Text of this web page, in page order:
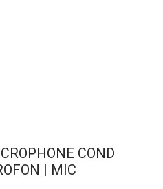
COND
| MIC